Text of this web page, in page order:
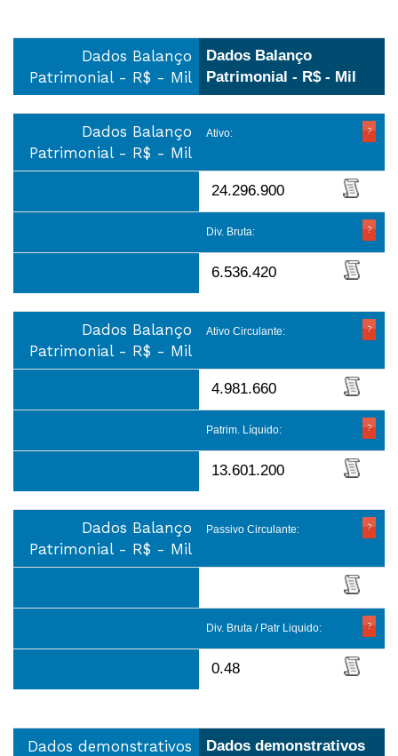
Dados Balanço
Patrimonial - R$ - Mil
Dados Balanço
Patrimonial - R$ - Mil
Dados Balanço
Patrimonial - R$ - Mil
Ativo:
24.296.900
Div. Bruta:
6.536.420
Dados Balanço
Patrimonial - R$ - Mil
Ativo Circulante:
4.981.660
Patrim. Líquido:
13.601.200
Dados Balanço
Patrimonial - R$ - Mil
Passivo Circulante:
Div. Bruta / Patr Liquido:
0.48
Dados demonstrativos
Dados demonstrativos